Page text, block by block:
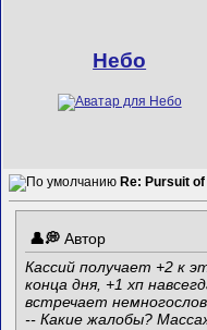
Небо
Re: Pursuit
Автор
Кассий получает +2 к
конца дня, +1 хп
встречает
-- Какие жалобы?